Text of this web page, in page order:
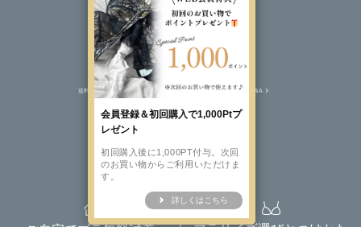
プライバシーポリシー
特定商取引法表示
ソーシャルメディアポリシー
送料について 注文について 返品交換について Q&A
BRAND SITE
©️2023 ONUMORE All rights reserved.
会員登録＆初回購入で1,000Ptプ
レゼント
初回購入後に1,000PT付与。次回
のお買い物からご利用いただけま
す。
詳しくはこちら